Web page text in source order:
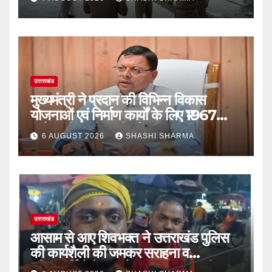
उत्तराखंड
मुख्यमंत्री ने प्रदान की विभिन्न विकास
योजनाओं एवं निर्माण कार्यों के लिए ₹1967
करोड़ की वित्तीय स्वीकृति
6 AUGUST 2026 SHASHI SHARMA
उत्तराखंड
आसाम से आए शिवभक्त ने उत्तराखंड पुलिस
की कार्यशैली की जमकर सराहना व
पुलिसकर्मियों के सहयोगात्मक व्यवहार की